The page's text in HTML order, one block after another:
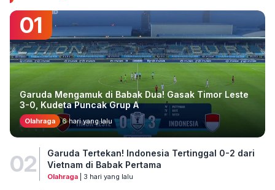
01
Garuda Mengamuk di Babak Dua! Gasak Timor Leste
3-0, Kudeta Puncak Grup A
Olahraga 6 hari yang lalu
02
Garuda Tertekan! Indonesia Tertinggal 0-2 dari
Vietnam di Babak Pertama
Olahraga| 3 hari yang lalu